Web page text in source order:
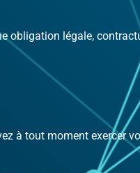
obligation légale,
à tout moment exercer